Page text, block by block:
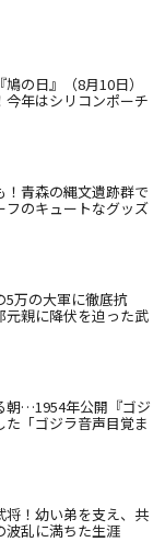
の日』（8月10日）
年はシリコンポーチ
青森の縄文遺跡群で
のキュートなグッズ
5万の大軍に徹底抗
親に降伏を迫った武
朝…1954年公開『ゴジ
「ゴジラ音声目覚ま
！幼い弟を支え、共
波乱に満ちた生涯